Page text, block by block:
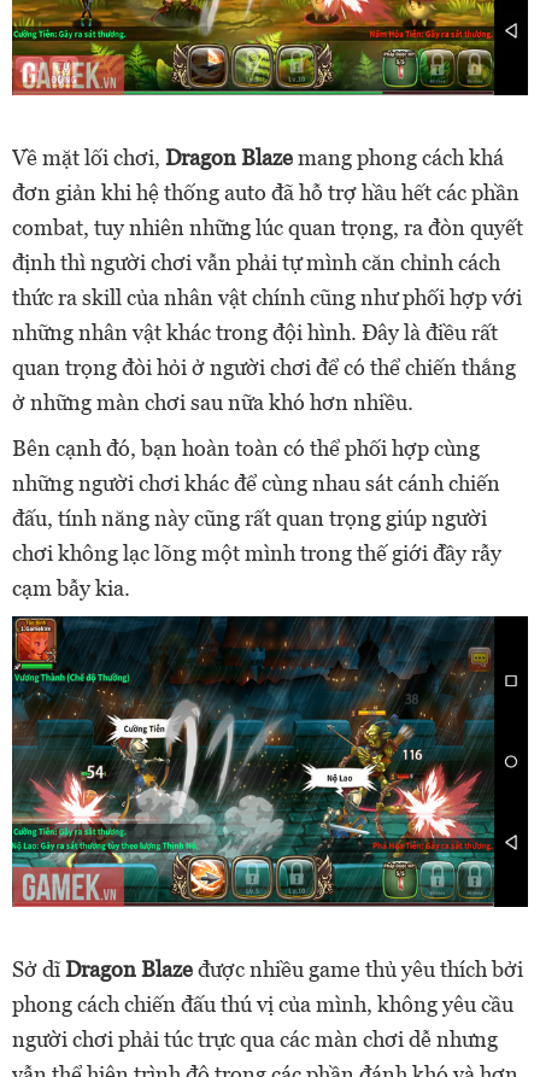
Về mặt lối chơi, Dragon Blazemang phong cách khá
đơn giản khi hệ thống auto đã hỗ trợ hầu hết các phần
combat, tuy nhiên những lúc quan trọng, ra đòn quyết
định thì người chơi vẫn phải tự mình căn chỉnh cách
thức ra skill của nhân vật chính cũng như phối hợp với
những nhân vật khác trong đội hình. Đây là điều rất
quan trọng đòi hỏi ở người chơi để có thể chiến thắng
ở những màn chơi sau nữa khó hơn nhiều.
Bên cạnh đó, bạn hoàn toàn có thể phối hợp cùng
những người chơi khác để cùng nhau sát cánh chiến
đấu, tính năng này cũng rất quan trọng giúp người
chơi không lạc lõng một mình trong thế giới đầy rẫy
cạm bẫy kia.
Sở dĩDragon Blazeđược nhiều game thủ yêu thích bởi
phong cách chiến đấu thú vị của mình, không yêu cầu
người chơi phải túc trực qua các màn chơi dễ nhưng